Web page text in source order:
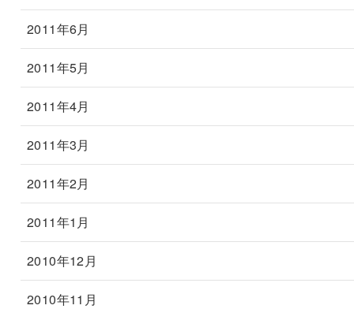
2011年6月
2011年5月
2011年4月
2011年3月
2011年2月
2011年1月
2010年12月
2010年11月